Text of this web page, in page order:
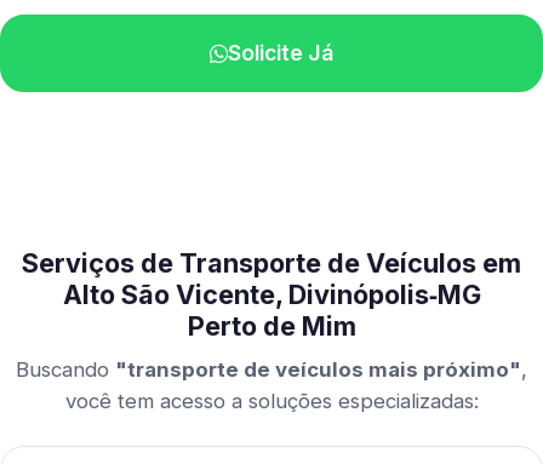
Solicite Já
Serviços de Transporte de Veículos em
Alto São Vicente, Divinópolis‑MG
Perto de Mim
Buscando "transporte de veículos mais próximo",
você tem acesso a soluções especializadas: